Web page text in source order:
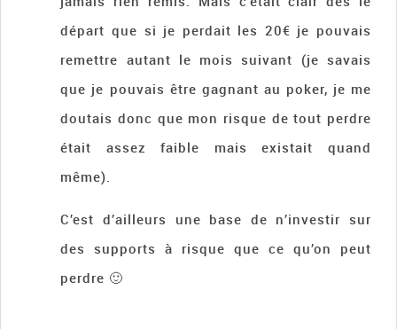
départ que si je perdait les 20€ je pouvais
remettre autant le mois suivant (je savais
que je pouvais être gagnant au poker, je me
doutais donc que mon risque de tout perdre
était assez faible mais existait quand
même).
C’est d’ailleurs une base de n’investir sur
des supports à risque que ce qu’on peut
perdre 🙂